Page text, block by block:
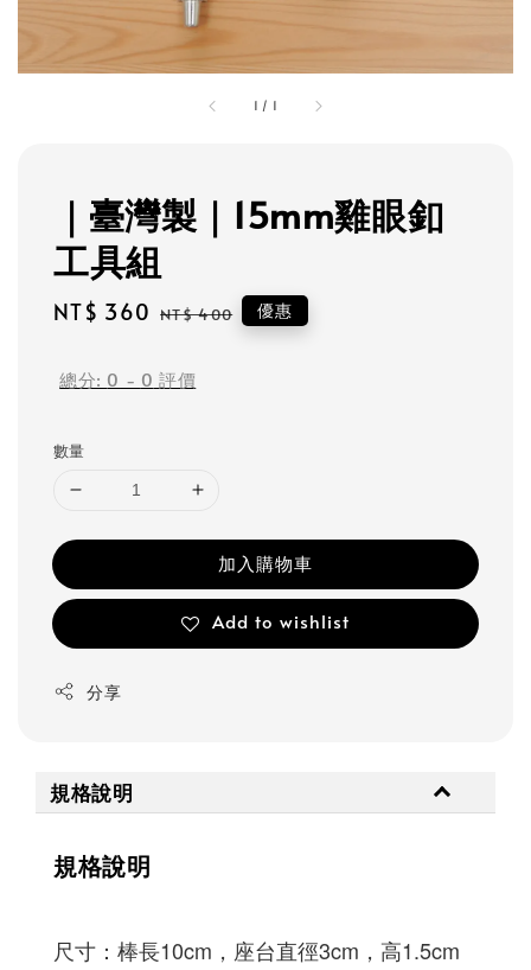
1 / 1
｜臺灣製｜15mm雞眼釦
工具組
Sale
NT$ 360 Regular
NT$ 400 優惠
總分: 0 - 0 評價
數量
加入購物車
Add to wishlist
分享
規格說明
規格說明
尺寸：棒長10cm，座台直徑3cm，高1.5cm